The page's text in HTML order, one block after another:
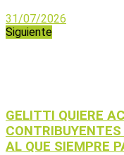
31/07/2026
Siguiente
GELITTI QUIERE
AL QUE SIEMPRE